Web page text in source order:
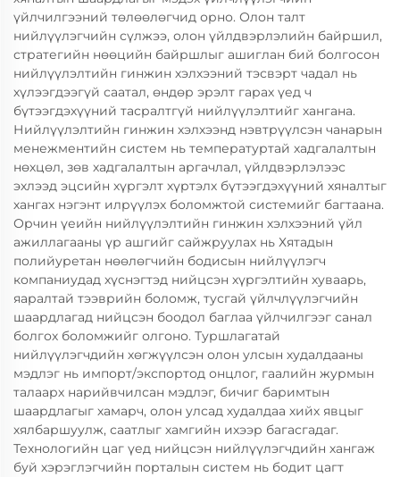
үйлчилгээний төлөөлөгчид орно. Олон талт
нийлүүлэгчийн сүлжээ, олон үйлдвэрлэлийн байршил,
стратегийн нөөцийн байршлыг ашиглан бий болгосон
нийлүүлэлтийн гинжин хэлхээний тэсвэрт чадал нь
хүлээгдээгүй саатал, өндөр эрэлт гарах үед ч
бүтээгдэхүүний тасралтгүй нийлүүлэлтийг хангана.
Нийлүүлэлтийн гинжин хэлхээнд нэвтрүүлсэн чанарын
менежментийн систем нь температуртай хадгалалтын
нөхцөл, зөв хадгалалтын аргачлал, үйлдвэрлэлээс
эхлээд эцсийн хүргэлт хүртэлх бүтээгдэхүүний хяналтыг
хангах нэгэнт илрүүлэх боломжтой системийг багтаана.
Орчин үеийн нийлүүлэлтийн гинжин хэлхээний үйл
ажиллагааны үр ашгийг сайжруулах нь Хятадын
полийуретан нөөлөгчийн бодисын нийлүүлэгч
компаниудад хүснэгтэд нийцсэн хүргэлтийн хуваарь,
яаралтай тээврийн боломж, тусгай үйлчлүүлэгчийн
шаардлагад нийцсэн боодол баглаа үйлчилгээг санал
болгох боломжийг олгоно. Туршлагатай
нийлүүлэгчдийн хөгжүүлсэн олон улсын худалдааны
мэдлэг нь импорт/экспортод онцлог, гаалийн журмын
талаарх нарийвчилсан мэдлэг, бичиг баримтын
шаардлагыг хамарч, олон улсад худалдаа хийх явцыг
хялбаршуулж, саатлыг хамгийн ихээр багасгадаг.
Технологийн цаг үед нийцсэн нийлүүлэгчдийн хангаж
буй хэрэглэгчийн порталын систем нь бодит цагт